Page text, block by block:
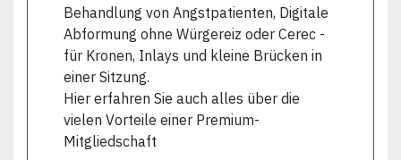
Behandlung von Angstpatienten, Digitale
Abformung ohne Würgereiz oder Cerec -
für Kronen, Inlays und kleine Brücken in
einer Sitzung.
Hier erfahren Sie auch alles über die
vielen Vorteile einer Premium-
Mitgliedschaft